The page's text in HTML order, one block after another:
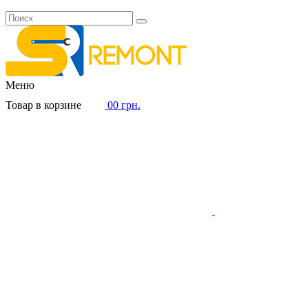
Меню
Товар в корзине
00 грн.